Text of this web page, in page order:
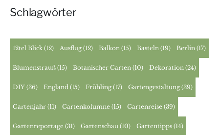
Schlagwörter
12tel Blick (12) Ausflug (12) Balkon (15) Basteln (19) Berlin (17)
Blumenstrauß (15) Botanischer Garten (10) Dekoration (24)
DIY (36) England (15) Frühling (17) Gartengestaltung (39)
Gartenjahr (11) Gartenkolumne (15) Gartenreise (39)
Gartenreportage (31) Gartenschau (10) Gartentipps (14)